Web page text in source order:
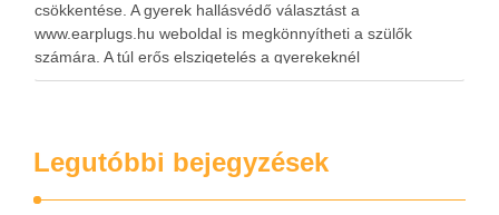
csökkentése. A gyerek hallásvédő választást a
www.earplugs.hu weboldal is megkönnyítheti a szülők
számára. A túl erős elszigetelés a gyerekeknél
kényelmetlenséget, félelmet vagy dezorientáltságot is
Legutóbbi bejegyzések